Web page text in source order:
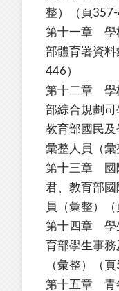
整）（頁357-
第十一章 學
部體育署資
446）
第十二章 學
部綜合規劃司
教育部國民
彙整人員（彙
第十三章 國
君、教育部國
員（彙整）（
第十四章 學
育部學生事
（彙整）（
第十五章 青